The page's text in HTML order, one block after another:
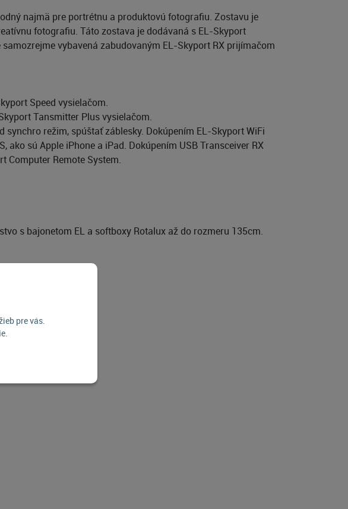
pre vás.
najmä pre portrétnu a produktovú fotografiu. Zostavu je
fotografiu. Táto zostava je dodávaná s EL-Skyport
vybavená zabudovaným EL-Skyport RX prijímačom
Speed vysielačom.
Tansmitter Plus vysielačom.
režim, spúštať záblesky. Dokúpením EL-Skyport WiFi
sú Apple iPhone a iPad. Dokúpením USB Transceiver RX
Computer Remote System.
s bajonetom EL a softboxy Rotalux až do rozmeru 135cm.